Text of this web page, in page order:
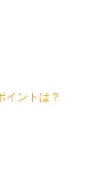
イントは？